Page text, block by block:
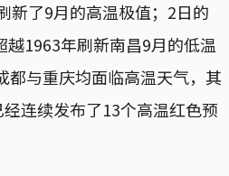
新了9月的高温极值；2日的
1963年刷新南昌9月的低温
都与重庆均面临高温天气，其
连续发布了13个高温红色预